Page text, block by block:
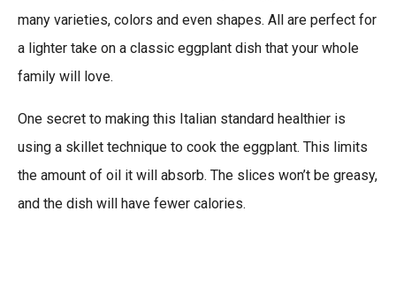
many varieties, colors and even shapes. All are perfect for
a lighter take on a classic eggplant dish that your whole
family will love.
One secret to making this Italian standard healthier is
using a skillet technique to cook the eggplant. This limits
the amount of oil it will absorb. The slices won’t be greasy,
and the dish will have fewer calories.